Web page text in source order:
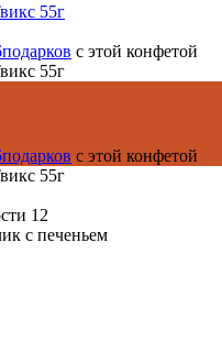
55г
с этой конфетой
55г
с этой конфетой
55г
12
с печеньем